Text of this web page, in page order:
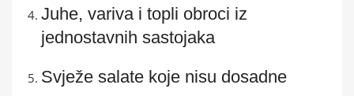
Juhe, variva i topli obroci iz
jednostavnih sastojaka
Svježe salate koje nisu dosadne